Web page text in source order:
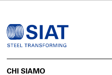
CHI SIAMO